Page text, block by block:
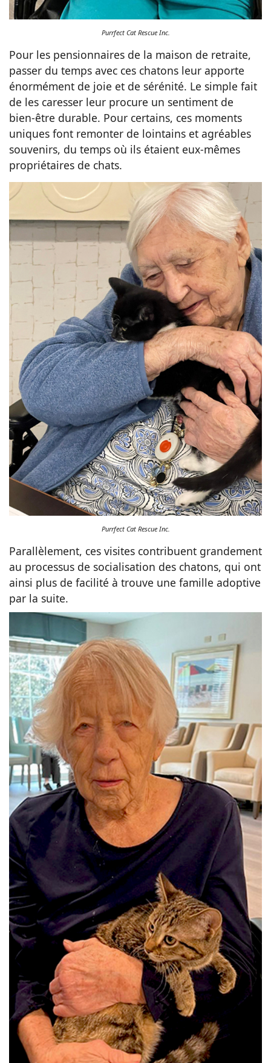
Purrfect Cat Rescue Inc.
Pour les pensionnaires de la maison de retraite,
passer du temps avec ces chatons leur apporte
énormément de joie et de sérénité. Le simple fait
de les caresser leur procure un sentiment de
bien-être durable. Pour certains, ces moments
uniques font remonter de lointains et agréables
souvenirs, du temps où ils étaient eux-mêmes
propriétaires de chats.
Purrfect Cat Rescue Inc.
Parallèlement, ces visites contribuent grandement
au processus de socialisation des chatons, qui ont
ainsi plus de facilité à trouve une famille adoptive
par la suite.